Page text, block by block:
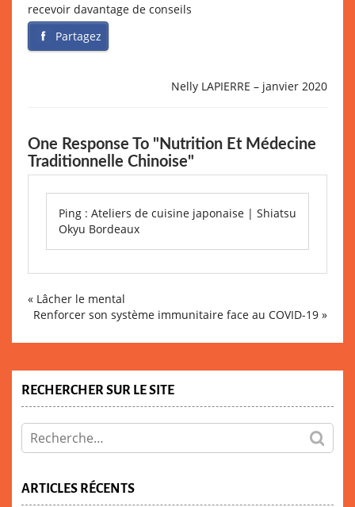
recevoir davantage de conseils
Partagez
Nelly LAPIERRE – janvier 2020
One Response To "Nutrition Et Médecine
Traditionnelle Chinoise"
Ping : Ateliers de cuisine japonaise | Shiatsu
Okyu Bordeaux
« Lâcher le mental
Renforcer son système immunitaire face au COVID-19 »
RECHERCHER SUR LE SITE
ARTICLES RÉCENTS